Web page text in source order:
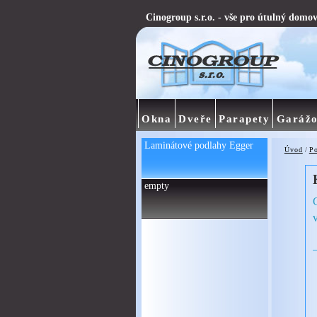
Úvod /
Laminátové podlahy Egger
empty
Cinogroup s.r.o. - vše pro útulný domov
Okna Dveře Parapety